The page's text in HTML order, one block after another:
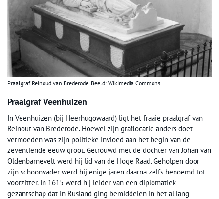
Praalgraf Reinoud van Brederode. Beeld: Wikimedia Commons.
Praalgraf Veenhuizen
In Veenhuizen (bij Heerhugowaard) ligt het fraaie praalgraf van
Reinout van Brederode. Hoewel zijn graflocatie anders doet
vermoeden was zijn politieke invloed aan het begin van de
zeventiende eeuw groot. Getrouwd met de dochter van Johan van
Oldenbarnevelt werd hij lid van de Hoge Raad. Geholpen door
zijn schoonvader werd hij enige jaren daarna zelfs benoemd tot
voorzitter. In 1615 werd hij leider van een diplomatiek
gezantschap dat in Rusland ging bemiddelen in het al lang